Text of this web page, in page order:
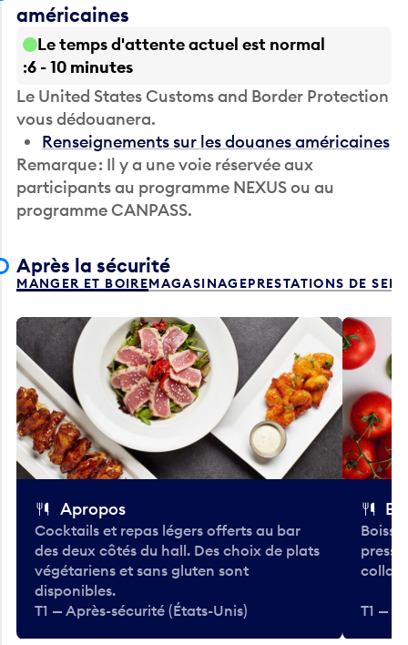
américaines
Le temps d'attente actuel est normal
6 - 10 minutes
Le United States Customs and Border Protection
vous dédouanera.
Renseignements sur les douanes américaines
Remarque : Il y a une voie réservée aux
participants au programme NEXUS ou au
programme CANPASS.
Après la sécurité
MANGER ET BOIREMAGASINAGEPRESTATIONS DE
Apropos
Cocktails et repas légers offerts au bar
des deux côtés du hall. Des choix de plats
végétariens et sans gluten sont
disponibles.
T1 — Après-sécurité (États-Unis)
T1 —